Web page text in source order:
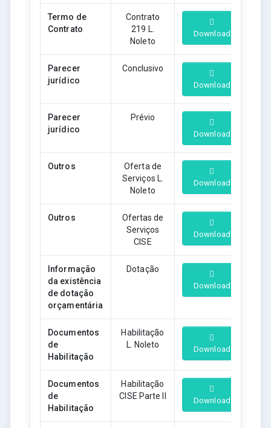
Termo de
Contrato
Contrato
219 L.
Noleto
Download
Parecer
jurídico
Conclusivo
Download
Parecer
jurídico
Prévio
Download
Outros
Oferta de
Serviços L.
Noleto
Download
Outros
Ofertas de
Serviços
CISE
Download
Informação
da existência
de dotação
orçamentária
Dotação
Download
Documentos
de
Habilitação
Habilitação
L. Noleto
Download
Documentos
de
Habilitação
Habilitação
CISE Parte II
Download